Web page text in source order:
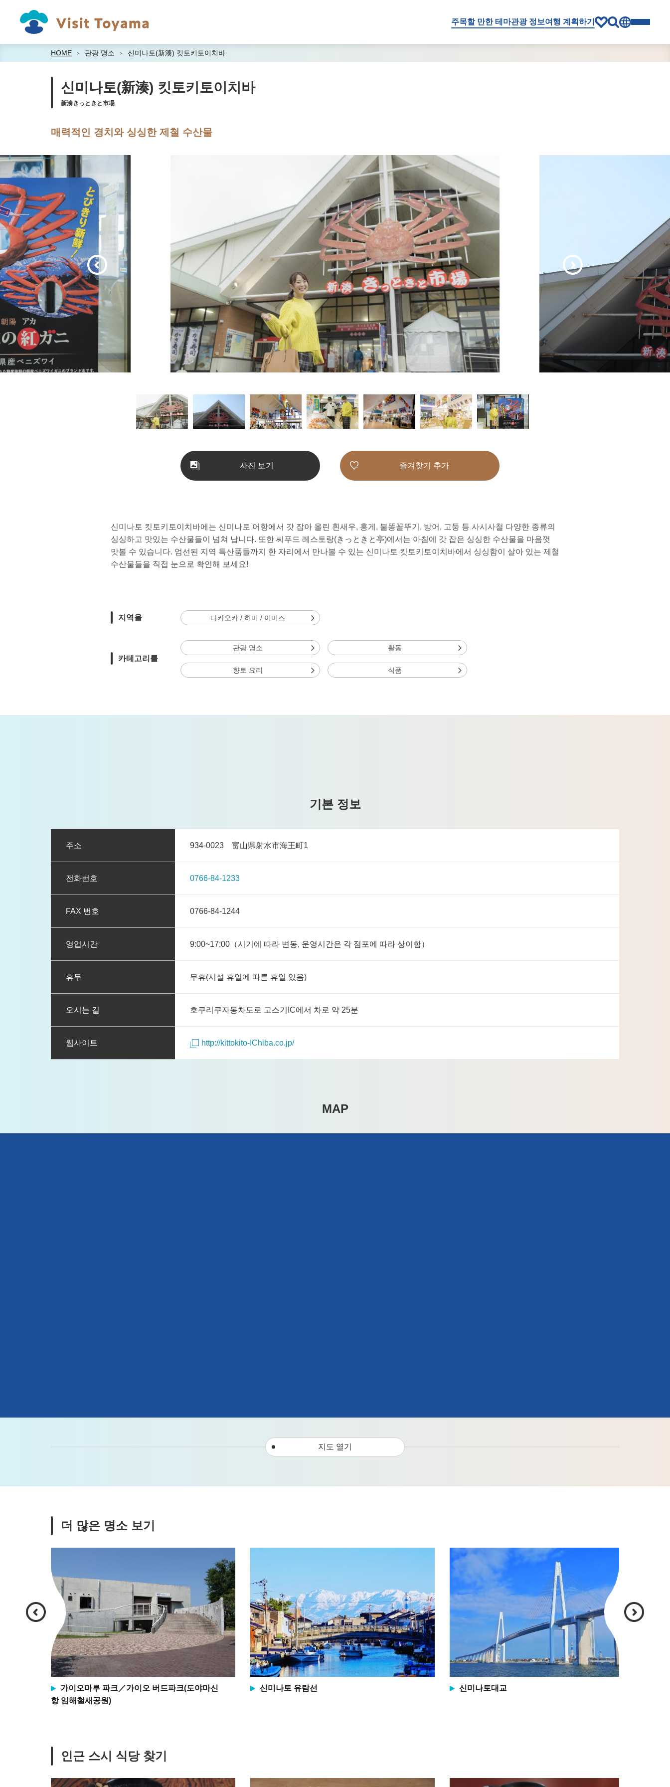
주목할 만한 테마관광 정보여행 계획하기
HOME 관광 명소 신미나토(新湊) 킷토키토이치바
신미나토(新湊) 킷토키토이치바
新湊きっときと市場
매력적인 경치와 싱싱한 제철 수산물
사진 보기 즐겨찾기 추가
신미나토 킷토키토이치바에는 신미나토 어항에서 갓 잡아 올린 흰새우, 홍게, 불똥꼴뚜기, 방어, 고둥 등 사시사철 다양한 종류의
싱싱하고 맛있는 수산물들이 넘쳐 납니다. 또한 씨푸드 레스토랑(きっときと亭)에서는 아침에 갓 잡은 싱싱한 수산물을 마음껏
맛볼 수 있습니다. 엄선된 지역 특산품들까지 한 자리에서 만나볼 수 있는 신미나토 킷토키토이치바에서 싱싱함이 살아 있는 제철
수산물들을 직접 눈으로 확인해 보세요!
지역을 다카오카 / 히미 / 이미즈
카테고리를
관광 명소 활동
향토 요리 식품
기본 정보
주소 934-0023 富山県射水市海王町1
전화번호 0766-84-1233
FAX 번호 0766-84-1244
영업시간 9:00~17:00（시기에 따라 변동, 운영시간은 각 점포에 따라 상이함）
휴무 무휴(시설 휴일에 따른 휴일 있음)
오시는 길 호쿠리쿠자동차도로 고스기IC에서 차로 약 25분
웹사이트 http://kittokito-IChiba.co.jp/
MAP
지도 열기
더 많은 명소 보기
가이오마루 파크／가이오 버드파크(도야마신
항 임해철새공원)
신미나토 유람선 신미나토대교
인근 스시 식당 찾기